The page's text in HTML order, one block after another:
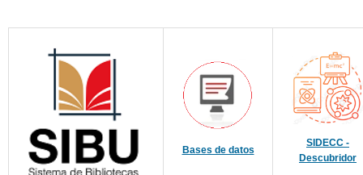
Bases de datos
SIDECC -
Descubridor